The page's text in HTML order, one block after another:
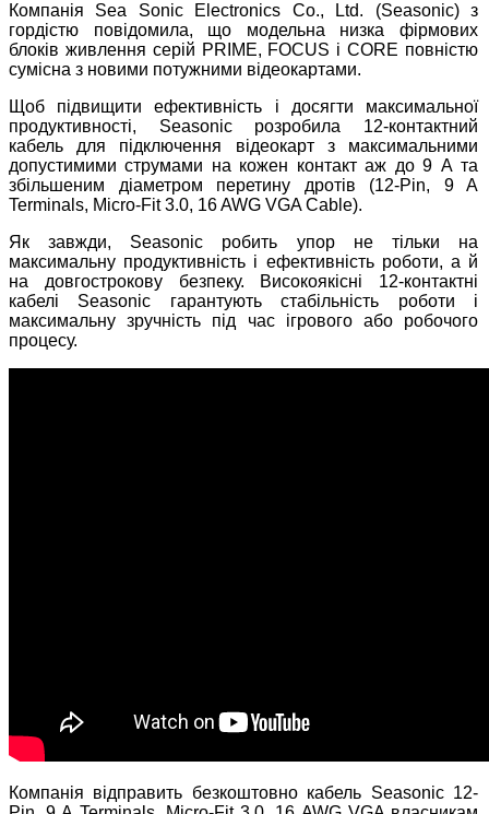
Компанія Sea Sonic Electronics Co., Ltd. (Seasonic) з
гордістю повідомила, що модельна низка фірмових
блоків живлення серій PRIME, FOCUS і CORE повністю
сумісна з новими потужними відеокартами.
Щоб підвищити ефективність і досягти максимальної
продуктивності, Seasonic розробила 12-контактний
кабель для підключення відеокарт з максимальними
допустимими струмами на кожен контакт аж до 9 А та
збільшеним діаметром перетину дротів (12-Pin, 9 A
Terminals, Micro-Fit 3.0, 16 AWG VGA Cable).
Як завжди, Seasonic робить упор не тільки на
максимальну продуктивність і ефективність роботи, а й
на довгострокову безпеку. Високоякісні 12-контактні
кабелі Seasonic гарантують стабільність роботи і
максимальну зручність під час ігрового або робочого
процесу.
Компанія відправить безкоштовно кабель Seasonic 12-